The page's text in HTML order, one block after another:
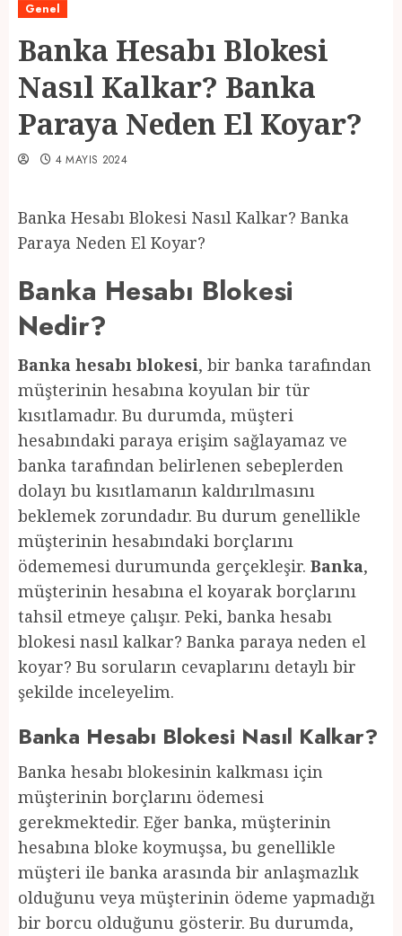
Genel
Banka Hesabı Blokesi
Nasıl Kalkar? Banka
Paraya Neden El Koyar?
4 MAYIS 2024
Banka Hesabı Blokesi Nasıl Kalkar? Banka
Paraya Neden El Koyar?
Banka Hesabı Blokesi
Nedir?
Banka hesabı blokesi, bir banka tarafından
müşterinin hesabına koyulan bir tür
kısıtlamadır. Bu durumda, müşteri
hesabındaki paraya erişim sağlayamaz ve
banka tarafından belirlenen sebeplerden
dolayı bu kısıtlamanın kaldırılmasını
beklemek zorundadır. Bu durum genellikle
müşterinin hesabındaki borçlarını
ödememesi durumunda gerçekleşir. Banka,
müşterinin hesabına el koyarak borçlarını
tahsil etmeye çalışır. Peki, banka hesabı
blokesi nasıl kalkar? Banka paraya neden el
koyar? Bu soruların cevaplarını detaylı bir
şekilde inceleyelim.
Banka Hesabı Blokesi Nasıl Kalkar?
Banka hesabı blokesinin kalkması için
müşterinin borçlarını ödemesi
gerekmektedir. Eğer banka, müşterinin
hesabına bloke koymuşsa, bu genellikle
müşteri ile banka arasında bir anlaşmazlık
olduğunu veya müşterinin ödeme yapmadığı
bir borcu olduğunu gösterir. Bu durumda,